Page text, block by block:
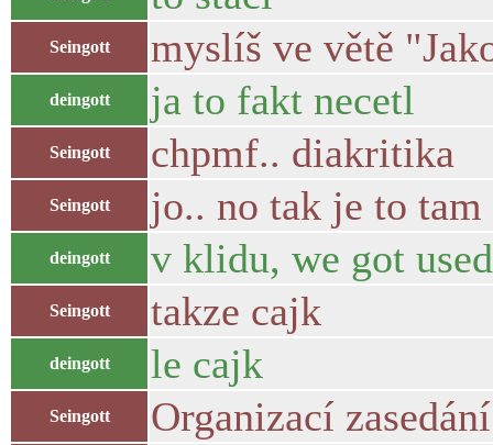
Seingott myslíš ve větě
deingott ja to fakt necetl
Seingott chpmf.. diakritika
Seingott jo.. no tak je to tam
deingott v klidu, we got
Seingott takze cajk
deingott le cajk
Seingott Organizací